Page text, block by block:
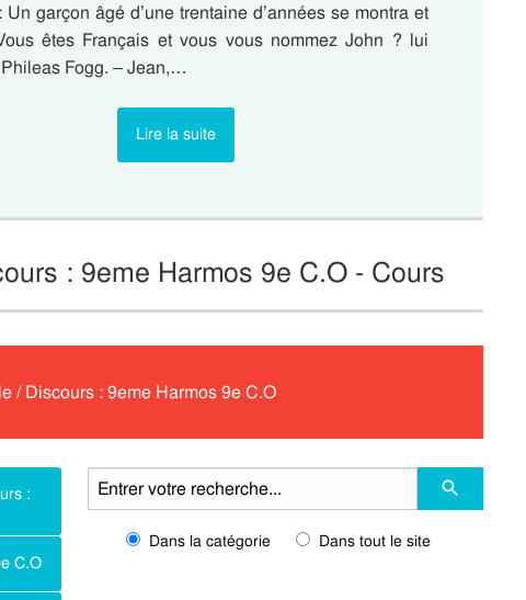
Un garçon âgé d’une trentaine d’années se montra et
êtes Français et vous vous nommez John ? lui
Fogg. – Jean,…
Lire la suite
: 9eme Harmos 9e C.O - Cours
/ Discours : 9eme Harmos 9e C.O
:
C.O
Dans la catégorie Dans tout le site